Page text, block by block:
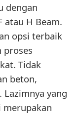
dengan
atau H Beam.
opsi terbaik
proses
Tidak
beton,
yang